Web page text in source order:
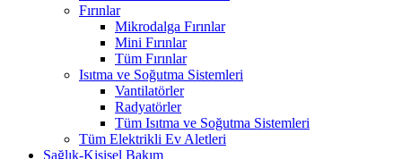
Fırınlar
Mikrodalga Fırınlar
Mini Fırınlar
Tüm Fırınlar
Isıtma ve Soğutma Sistemleri
Vantilatörler
Radyatörler
Tüm Isıtma ve Soğutma Sistemleri
Tüm Elektrikli Ev Aletleri
Sağlık-Kişisel Bakım